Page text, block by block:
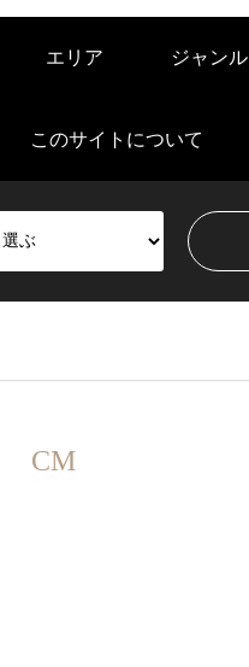
エリア ジャンル
このサイトについて
CM